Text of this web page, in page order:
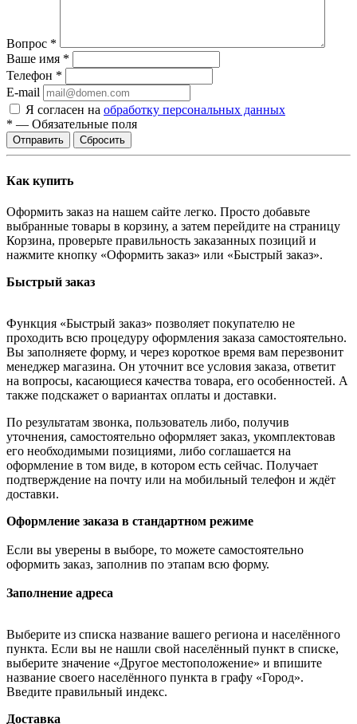
Вопрос *
Ваше имя *
Телефон *
E-mail
Я согласен на обработку персональных данных
* — Обязательные поля
Сбросить
Как купить
Оформить заказ на нашем сайте легко. Просто добавьте
выбранные товары в корзину, а затем перейдите на страницу
Корзина, проверьте правильность заказанных позиций и
нажмите кнопку «Оформить заказ» или «Быстрый заказ».
Быстрый заказ
Функция «Быстрый заказ» позволяет покупателю не
проходить всю процедуру оформления заказа самостоятельно.
Вы заполняете форму, и через короткое время вам перезвонит
менеджер магазина. Он уточнит все условия заказа, ответит
на вопросы, касающиеся качества товара, его особенностей. А
также подскажет о вариантах оплаты и доставки.
По результатам звонка, пользователь либо, получив
уточнения, самостоятельно оформляет заказ, укомплектовав
его необходимыми позициями, либо соглашается на
оформление в том виде, в котором есть сейчас. Получает
подтверждение на почту или на мобильный телефон и ждёт
доставки.
Оформление заказа в стандартном режиме
Если вы уверены в выборе, то можете самостоятельно
оформить заказ, заполнив по этапам всю форму.
Заполнение адреса
Выберите из списка название вашего региона и населённого
пункта. Если вы не нашли свой населённый пункт в списке,
выберите значение «Другое местоположение» и впишите
название своего населённого пункта в графу «Город».
Введите правильный индекс.
Доставка